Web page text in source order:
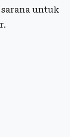
untuk